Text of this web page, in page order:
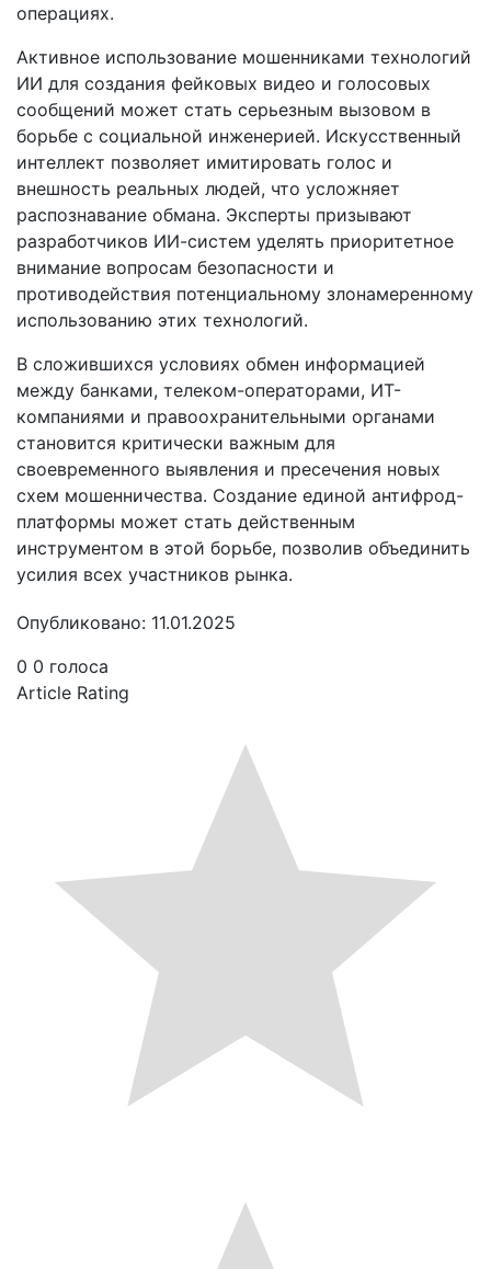
операциях.
Активное использование мошенниками технологий
ИИ для создания фейковых видео и голосовых
сообщений может стать серьезным вызовом в
борьбе с социальной инженерией. Искусственный
интеллект позволяет имитировать голос и
внешность реальных людей, что усложняет
распознавание обмана. Эксперты призывают
разработчиков ИИ-систем уделять приоритетное
внимание вопросам безопасности и
противодействия потенциальному злонамеренному
использованию этих технологий.
В сложившихся условиях обмен информацией
между банками, телеком-операторами, ИТ-
компаниями и правоохранительными органами
становится критически важным для
своевременного выявления и пресечения новых
схем мошенничества. Создание единой антифрод-
платформы может стать действенным
инструментом в этой борьбе, позволив объединить
усилия всех участников рынка.
Опубликовано: 11.01.2025
0 0 голоса
Article Rating